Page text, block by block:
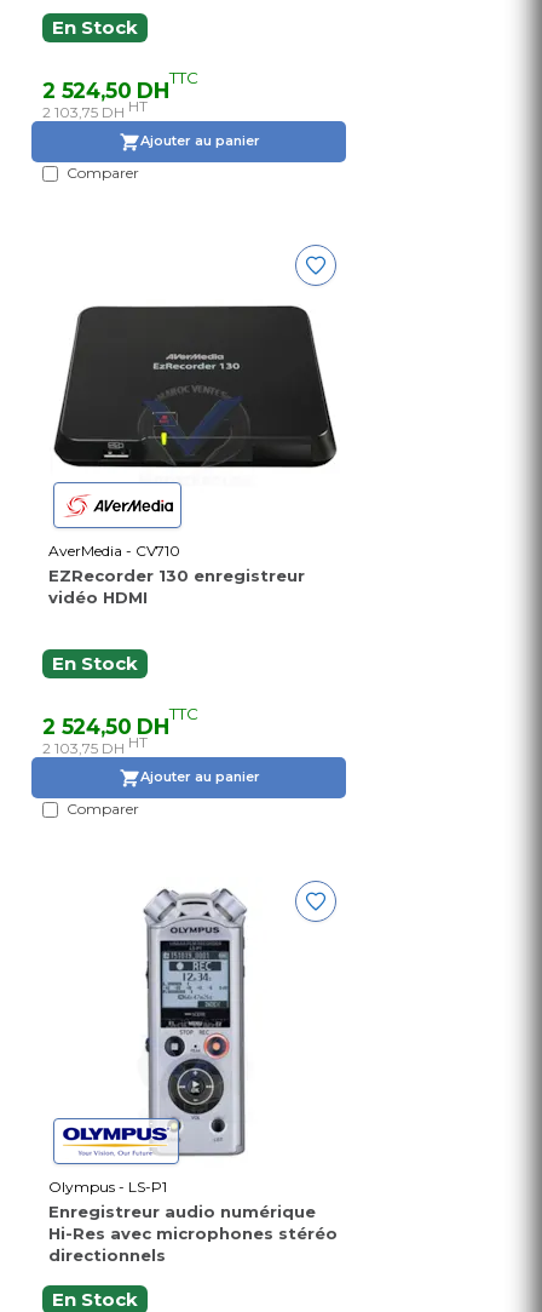
En Stock
2 524,50 DHTTC
2 103,75 DH HT
Ajouter au panier
Comparer
AverMedia - CV710
EZRecorder 130 enregistreur
vidéo HDMI
En Stock
2 524,50 DHTTC
2 103,75 DH HT
Ajouter au panier
Comparer
Olympus - LS-P1
Enregistreur audio numérique
Hi-Res avec microphones stéréo
directionnels
En Stock